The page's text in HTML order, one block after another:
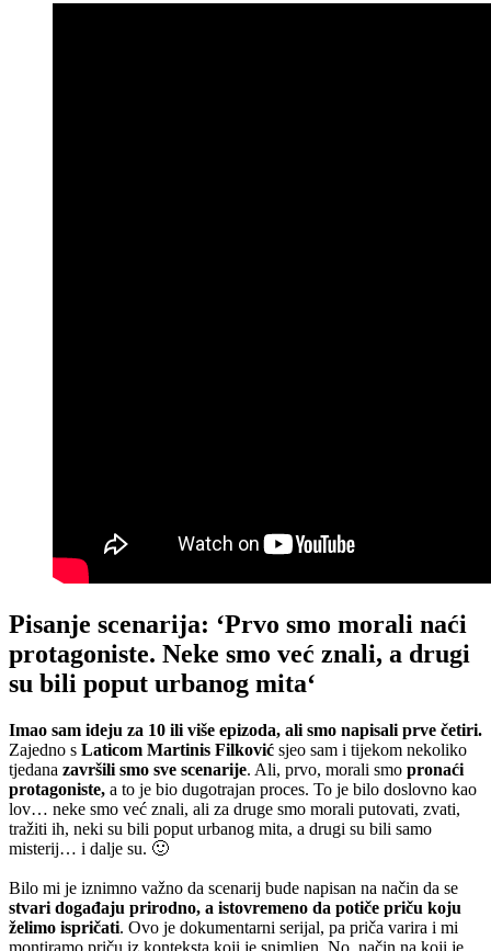
Pisanje scenarija: ‘Prvo smo morali naći
protagoniste. Neke smo već znali, a drugi
su bili poput urbanog mita‘
Imao sam ideju za 10 ili više epizoda, ali smo napisali prve četiri.
Zajedno s Laticom Martinis Filković sjeo sam i tijekom nekoliko
tjedana završili smo sve scenarije. Ali, prvo, morali smo pronaći
protagoniste, a to je bio dugotrajan proces. To je bilo doslovno kao
lov… neke smo već znali, ali za druge smo morali putovati, zvati,
tražiti ih, neki su bili poput urbanog mita, a drugi su bili samo
misterij… i dalje su. 🙂
Bilo mi je iznimno važno da scenarij bude napisan na način da se
stvari događaju prirodno, a istovremeno da potiče priču koju
želimo ispričati. Ovo je dokumentarni serijal, pa priča varira i mi